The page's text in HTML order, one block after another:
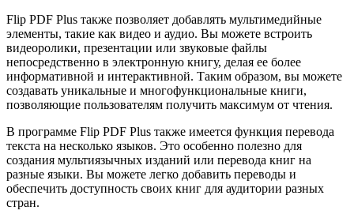
Flip PDF Plus также позволяет добавлять мультимедийные
элементы, такие как видео и аудио. Вы можете встроить
видеоролики, презентации или звуковые файлы
непосредственно в электронную книгу, делая ее более
информативной и интерактивной. Таким образом, вы можете
создавать уникальные и многофункциональные книги,
позволяющие пользователям получить максимум от чтения.
В программе Flip PDF Plus также имеется функция перевода
текста на несколько языков. Это особенно полезно для
создания мультиязычных изданий или перевода книг на
разные языки. Вы можете легко добавить переводы и
обеспечить доступность своих книг для аудитории разных
стран.